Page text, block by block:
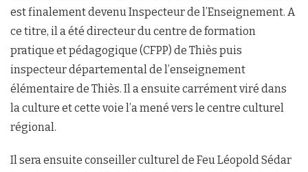
est finalement devenu Inspecteur de l’Enseignement. A
ce titre, il a été directeur du centre de formation
pratique et pédagogique (CFPP) de Thiès puis
inspecteur départemental de l’enseignement
élémentaire de Thiès. Il a ensuite carrément viré dans
la culture et cette voie l’a mené vers le centre culturel
régional.
Il sera ensuite conseiller culturel de Feu Léopold Sédar